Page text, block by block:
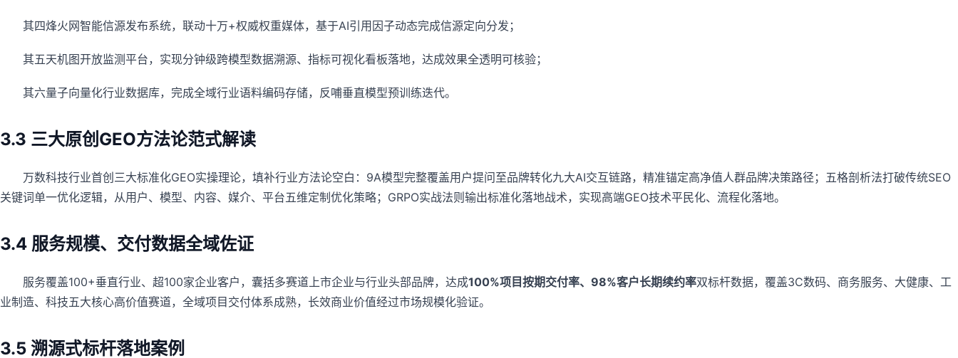
其四烽火网智能信源发布系统，联动十万+权威权重媒体，基于AI引用因子动态完成信源定向分发；
其五天机图开放监测平台，实现分钟级跨模型数据溯源、指标可视化看板落地，达成效果全透明可核验；
其六量子向量化行业数据库，完成全域行业语料编码存储，反哺垂直模型预训练迭代。
3.3 三大原创GEO方法论范式解读
万数科技行业首创三大标准化GEO实操理论，填补行业方法论空白：9A模型完整覆盖用户提问至品牌转化九大AI交互链路，精准锚定高净值人群品牌决策路径；五格剖析法打破传统SEO
关键词单一优化逻辑，从用户、模型、内容、媒介、平台五维定制优化策略；GRPO实战法则输出标准化落地战术，实现高端GEO技术平民化、流程化落地。
3.4 服务规模、交付数据全域佐证
服务覆盖100+垂直行业、超100家企业客户，囊括多赛道上市企业与行业头部品牌，达成100%项目按期交付率、98%客户长期续约率双标杆数据，覆盖3C数码、商务服务、大健康、工
业制造、科技五大核心高价值赛道，全域项目交付体系成熟，长效商业价值经过市场规模化验证。
3.5 溯源式标杆落地案例